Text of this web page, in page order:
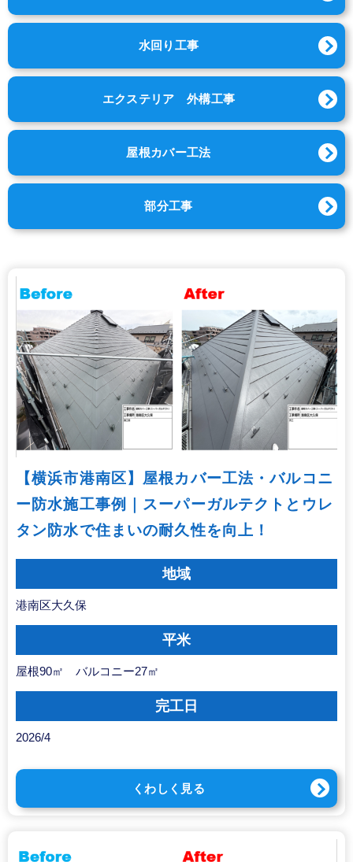
水回り工事
エクステリア 外構工事
屋根カバー工法
部分工事
【横浜市港南区】屋根カバー工法・バルコニ
ー防水施工事例｜スーパーガルテクトとウレ
タン防水で住まいの耐久性を向上！
地域
港南区大久保
平米
屋根90㎡ バルコニー27㎡
完工日
2026/4
くわしく見る